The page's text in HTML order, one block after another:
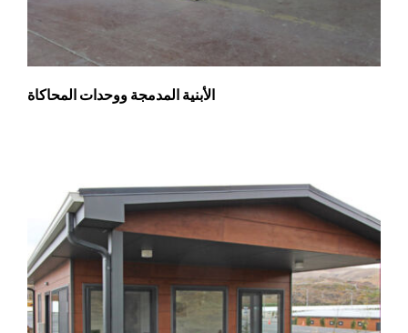
الأبنية المدمجة ووحدات المحاكاة